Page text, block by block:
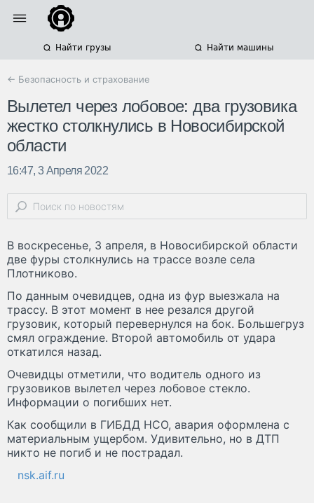
Найти грузы Найти машины
← Безопасность и страхование
Вылетел через лобовое: два грузовика
жестко столкнулись в Новосибирской
области
16:47, 3 Апреля 2022
В воскресенье, 3 апреля, в Новосибирской области
две фуры столкнулись на трассе возле села
Плотниково.
По данным очевидцев, одна из фур выезжала на
трассу. В этот момент в нее резался другой
грузовик, который перевернулся на бок. Большегруз
смял ограждение. Второй автомобиль от удара
откатился назад.
Очевидцы отметили, что водитель одного из
грузовиков вылетел через лобовое стекло.
Информации о погибших нет.
Как сообщили в ГИБДД НСО, авария оформлена с
материальным ущербом. Удивительно, но в ДТП
никто не погиб и не пострадал.
nsk.aif.ru